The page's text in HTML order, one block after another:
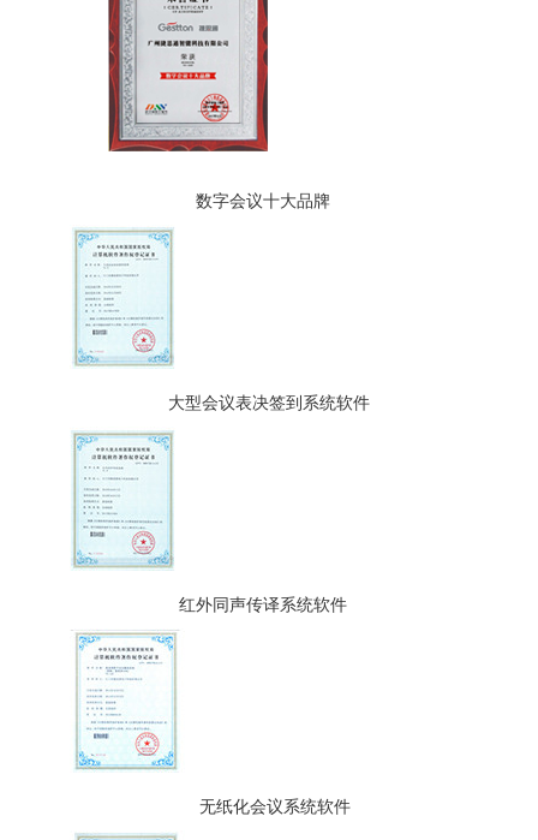
数字会议十大品牌
大型会议表决签到系统软件
红外同声传译系统软件
无纸化会议系统软件